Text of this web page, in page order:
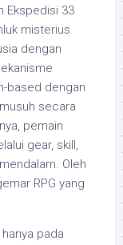
Ekspedisi 33
misterius
dengan
based dengan
secara
pemain
gear, skill,
Oleh
RPG yang
pada